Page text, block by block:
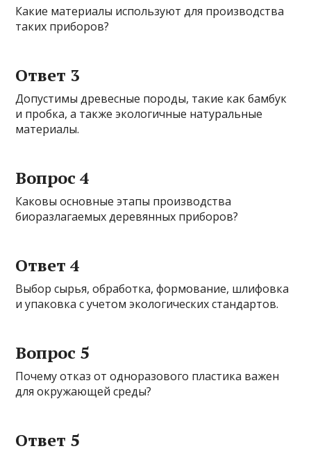
Какие материалы используют для производства
таких приборов?
Ответ 3
Допустимы древесные породы, такие как бамбук
и пробка, а также экологичные натуральные
материалы.
Вопрос 4
Каковы основные этапы производства
биоразлагаемых деревянных приборов?
Ответ 4
Выбор сырья, обработка, формование, шлифовка
и упаковка с учетом экологических стандартов.
Вопрос 5
Почему отказ от одноразового пластика важен
для окружающей среды?
Ответ 5